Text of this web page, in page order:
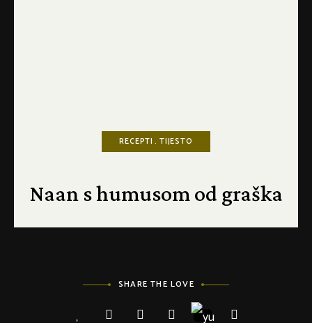
RECEPTI TIJESTO
Naan s humusom od graška
SHARE THE LOVE